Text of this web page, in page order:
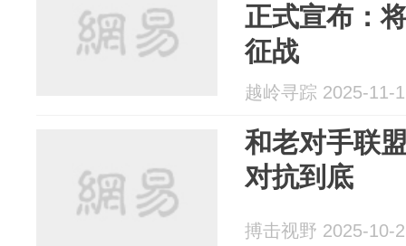
正式宣布：
征战
越岭寻踪 2025-11-
和老对手联
对抗到底
搏击视野 2025-10-